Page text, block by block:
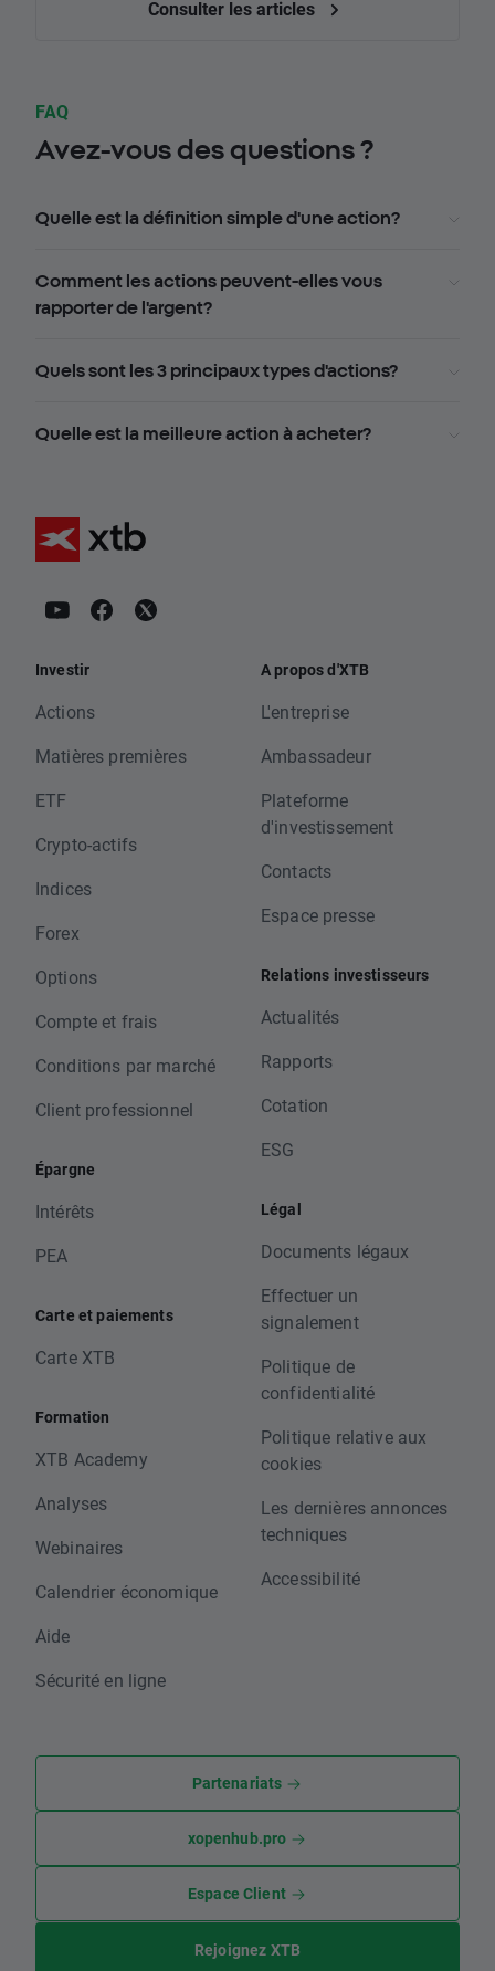
Consulter les articles
FAQ
Avez-vous des questions ?
Quelle est la définition simple d'une action?
Comment les actions peuvent-elles vous
rapporter de l'argent?
Quels sont les 3 principaux types d'actions?
Quelle est la meilleure action à acheter?
Investir
Actions
Matières premières
ETF
Crypto-actifs
Indices
Forex
Options
Compte et frais
Conditions par marché
Client professionnel
Épargne
Intérêts
PEA
Carte et paiements
Carte XTB
Formation
XTB Academy
Analyses
Webinaires
Calendrier économique
Aide
Sécurité en ligne
A propos d'XTB
L'entreprise
Ambassadeur
Plateforme
d'investissement
Contacts
Espace presse
Relations investisseurs
Actualités
Rapports
Cotation
ESG
Légal
Documents légaux
Effectuer un
signalement
Politique de
confidentialité
Politique relative aux
cookies
Les dernières annonces
techniques
Accessibilité
Partenariats
xopenhub.pro
Espace Client
Rejoignez XTB